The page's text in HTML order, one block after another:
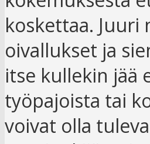
koskettaa. Juuri
oivallukset ja
itse kullekin jää
työpajoista tai
voivat olla